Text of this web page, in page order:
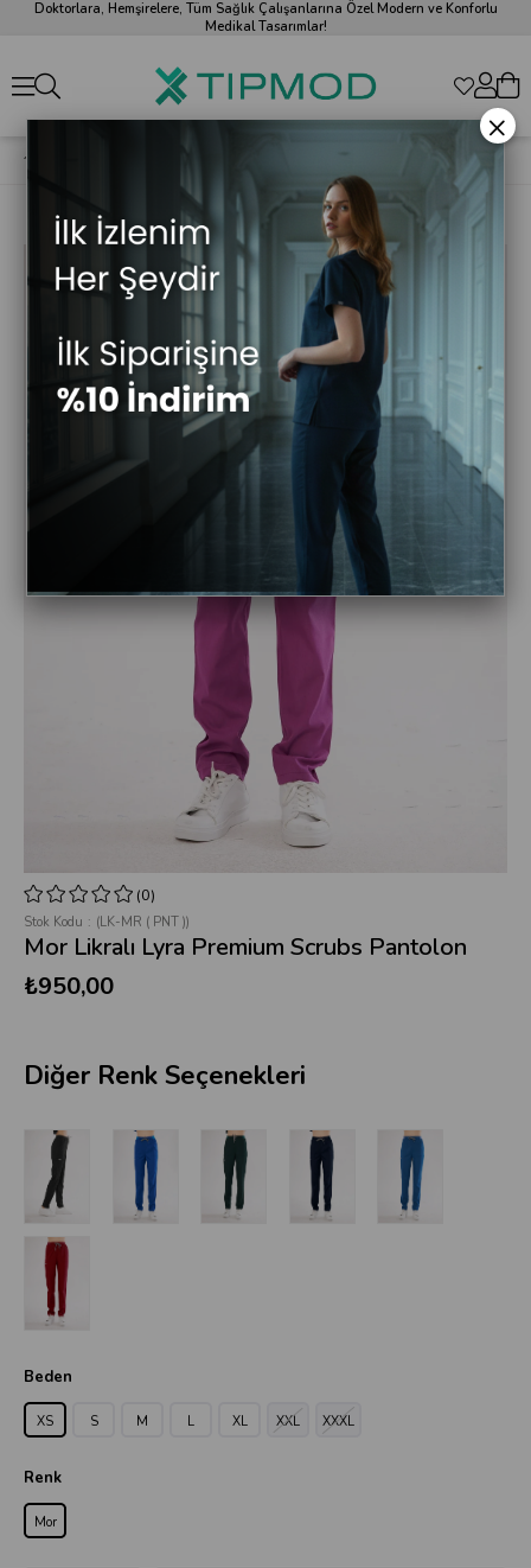
Doktorlara, Hemşirelere, Tüm Sağlık Çalışanlarına Özel Modern ve Konforlu
Medikal Tasarımlar!
(0)
Stok Kodu (LK-MR ( PNT ))
Mor Likralı Lyra Premium Scrubs Pantolon
₺950,00
Diğer Renk Seçenekleri
Beden
XS S M L XL XXL XXXL
Renk
Mor
×